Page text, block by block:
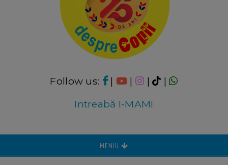
Follow us: | | |
|
Intreabă I-MAMI
MENIU